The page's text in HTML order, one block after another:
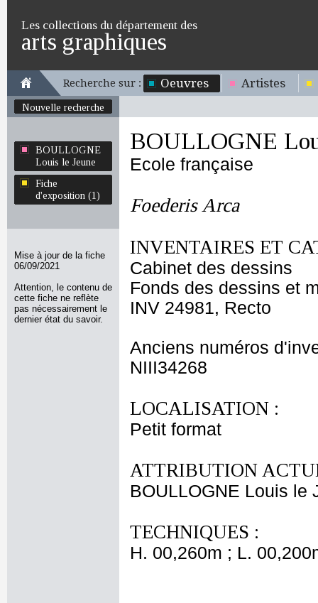
Les collections du département des
arts graphiques
Recherche sur : Oeuvres Artistes
Nouvelle recherche
BOULLOGNE
Louis le Jeune
Fiche
d'exposition (1)
Mise à jour de la fiche
06/09/2021
Attention, le contenu de
cette fiche ne reflète
pas nécessairement le
dernier état du savoir.
BOULLOGNE
Ecole française
Foederis Arca
INVENTAIRES ET
Cabinet des dessins
Fonds des dessins et
INV 24981, Recto
Anciens numéros
NIII34268
LOCALISATION :
Petit format
ATTRIBUTION
BOULLOGNE Louis le
TECHNIQUES :
H. 00,260m ; L.